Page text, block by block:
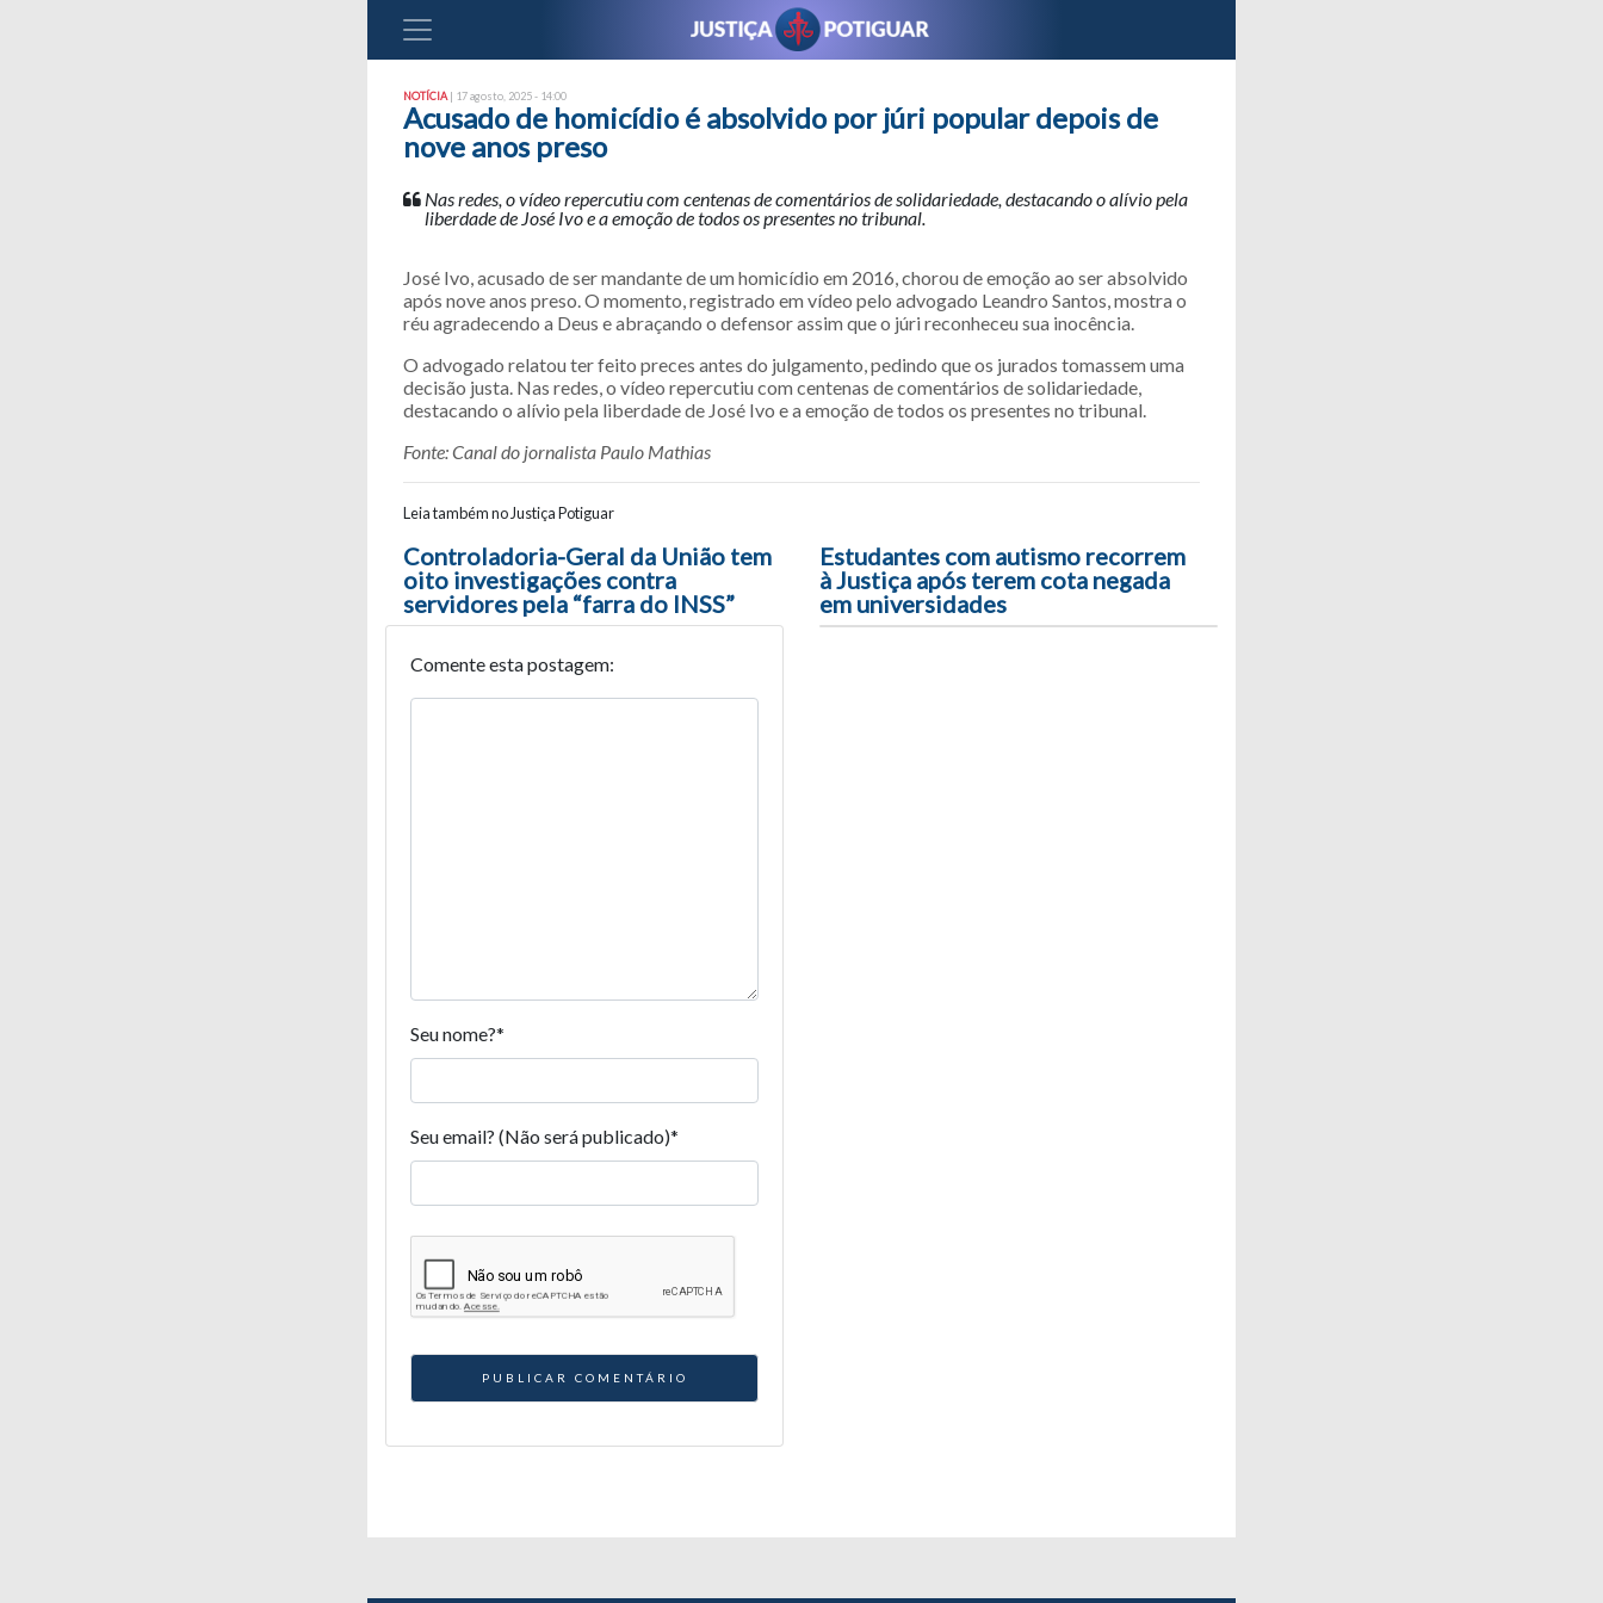
NOTÍCIA | 17 agosto, 2025 - 14:00
Acusado de homicídio é absolvido por júri popular depois de
nove anos preso
Nas redes, o vídeo repercutiu com centenas de comentários de solidariedade, destacando o alívio pela
liberdade de José Ivo e a emoção de todos os presentes no tribunal.
José Ivo, acusado de ser mandante de um homicídio em 2016, chorou de emoção ao ser absolvido
após nove anos preso. O momento, registrado em vídeo pelo advogado Leandro Santos, mostra o
réu agradecendo a Deus e abraçando o defensor assim que o júri reconheceu sua inocência.
O advogado relatou ter feito preces antes do julgamento, pedindo que os jurados tomassem uma
decisão justa. Nas redes, o vídeo repercutiu com centenas de comentários de solidariedade,
destacando o alívio pela liberdade de José Ivo e a emoção de todos os presentes no tribunal.
Fonte: Canal do jornalista Paulo Mathias
Leia também no Justiça Potiguar
Navegação entre posts
Controladoria-Geral da União tem
oito investigações contra
servidores pela “farra do INSS”
Estudantes com autismo recorrem
à Justiça após terem cota negada
em universidades
Comente esta postagem:
Seu nome?*
Seu email? (Não será publicado)*